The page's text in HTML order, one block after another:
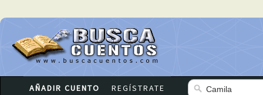
AÑADIR CUENTO REGÍSTRATE